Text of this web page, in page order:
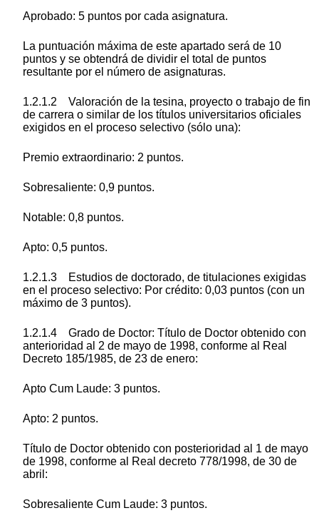
Aprobado: 5 puntos por cada asignatura.
La puntuación máxima de este apartado será de 10
puntos y se obtendrá de dividir el total de puntos
resultante por el número de asignaturas.
1.2.1.2 Valoración de la tesina, proyecto o trabajo de fin
de carrera o similar de los títulos universitarios oficiales
exigidos en el proceso selectivo (sólo una):
Premio extraordinario: 2 puntos.
Sobresaliente: 0,9 puntos.
Notable: 0,8 puntos.
Apto: 0,5 puntos.
1.2.1.3 Estudios de doctorado, de titulaciones exigidas
en el proceso selectivo: Por crédito: 0,03 puntos (con un
máximo de 3 puntos).
1.2.1.4 Grado de Doctor: Título de Doctor obtenido con
anterioridad al 2 de mayo de 1998, conforme al Real
Decreto 185/1985, de 23 de enero:
Apto Cum Laude: 3 puntos.
Apto: 2 puntos.
Título de Doctor obtenido con posterioridad al 1 de mayo
de 1998, conforme al Real decreto 778/1998, de 30 de
abril:
Sobresaliente Cum Laude: 3 puntos.